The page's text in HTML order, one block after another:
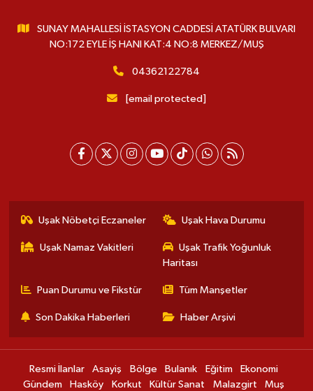
SUNAY MAHALLESİ İSTASYON CADDESİ ATATÜRK BULVARI
NO:172 EYLE İŞ HANI KAT:4 NO:8 MERKEZ/MUŞ
04362122784
[email protected]
Uşak Nöbetçi Eczaneler Uşak Hava Durumu
Uşak Namaz Vakitleri
Uşak Trafik Yoğunluk
Haritası
Puan Durumu ve Fikstür Tüm Manşetler
Son Dakika Haberleri Haber Arşivi
Resmi İlanlar Asayiş Bölge Bulanık Eğitim
Ekonomi
Gündem
Hasköy Korkut Kültür Sanat Malazgirt Muş